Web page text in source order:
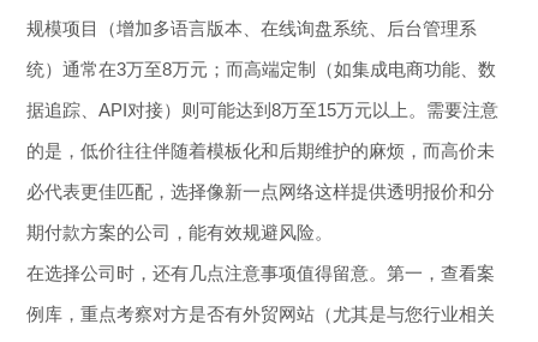
规模项目（增加多语言版本、在线询盘系统、后台管理系
统）通常在3万至8万元；而高端定制（如集成电商功能、数
据追踪、API对接）则可能达到8万至15万元以上。需要注意
的是，低价往往伴随着模板化和后期维护的麻烦，而高价未
必代表更佳匹配，选择像新一点网络这样提供透明报价和分
期付款方案的公司，能有效规避风险。
在选择公司时，还有几点注意事项值得留意。第一，查看案
例库，重点考察对方是否有外贸网站（尤其是与您行业相关